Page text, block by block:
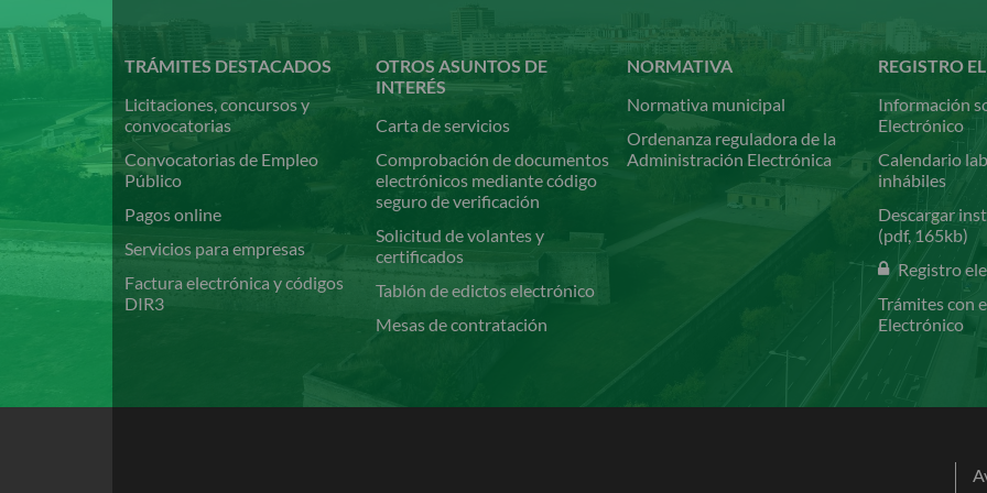
contenido
principal
TRÁMITES DESTACADOS
Licitaciones, concursos y
convocatorias
Convocatorias de Empleo
Público
Pagos online
Servicios para empresas
Factura electrónica y códigos
DIR3
OTROS ASUNTOS DE
INTERÉS
Carta de servicios
Comprobación de documentos
electrónicos mediante código
seguro de verificación
Solicitud de volantes y
certificados
Tablón de edictos electrónico
Mesas de contratación
NORMATIVA
Normativa municipal
Ordenanza reguladora de la
Administración Electrónica
REGISTRO
Información
Electrónico
Calendario
inhábiles
Descargar
(pdf, 165kb)
Registro
Trámites con
Electrónico